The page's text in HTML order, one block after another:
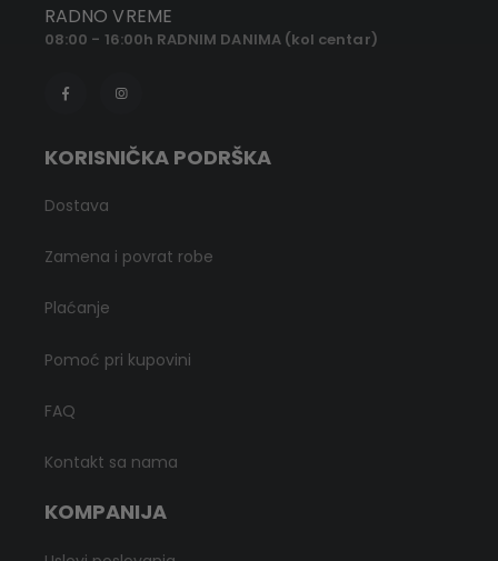
RADNO VREME
08:00 - 16:00h RADNIM DANIMA (kol centar)
KORISNIČKA PODRŠKA
Dostava
Zamena i povrat robe
Plaćanje
Pomoć pri kupovini
FAQ
Kontakt sa nama
KOMPANIJA